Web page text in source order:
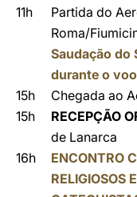
11h
Partida do
Roma/
Saudação do
durante o
15h
Chegada ao
15h
RECEPÇÃO
de Lanarca
16h
ENCONTRO
RELIGIOSOS